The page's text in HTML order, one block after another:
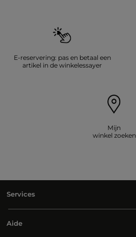
E-reservering: pas en betaal een
artikel in de winkelessayer
Mijn
winkel zoeken
Services
Aide